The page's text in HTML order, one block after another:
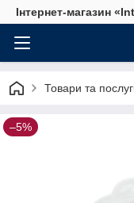
Інтернет-магазин
Товари та
–5%